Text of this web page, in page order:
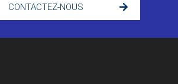
CONTACTEZ-NOUS